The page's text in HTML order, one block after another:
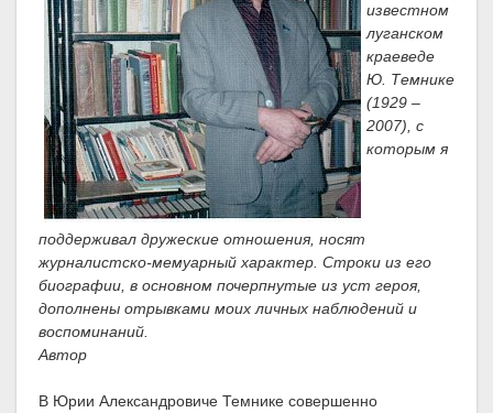
известном
луганском
краеведе
Ю. Темнике
(1929 –
2007), с
которым я
поддерживал дружеские отношения, носят
журналистско-мемуарный характер. Строки из его
биографии, в основном почерпнутые из уст героя,
дополнены отрывками моих личных наблюдений и
воспоминаний.
Автор
В Юрии Александровиче Темнике совершенно